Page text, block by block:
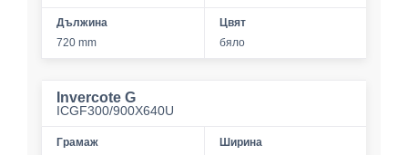
Дължина
720 mm
Цвят
бяло
Invercote G
ICGF300/900X640U
Грамаж
Ширина